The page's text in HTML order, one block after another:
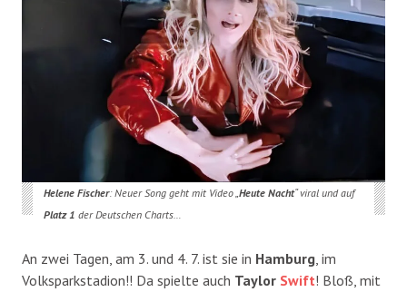
Helene Fischer: Neuer Song geht mit Video „Heute Nacht“ viral und auf
Platz 1 der Deutschen Charts…
An zwei Tagen, am 3. und 4. 7. ist sie in Hamburg, im
Volksparkstadion!! Da spielte auch Taylor Swift! Bloß, mit